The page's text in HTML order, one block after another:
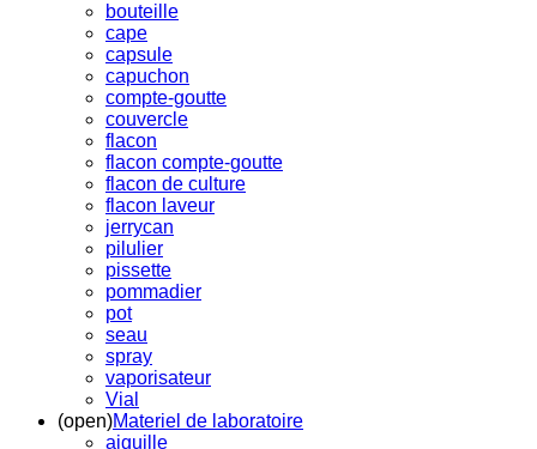
bouteille
cape
capsule
capuchon
compte-goutte
couvercle
flacon
flacon compte-goutte
flacon de culture
flacon laveur
jerrycan
pilulier
pissette
pommadier
pot
seau
spray
vaporisateur
Vial
(open)Materiel de laboratoire
aiguille